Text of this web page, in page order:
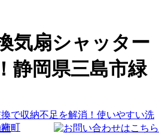
気扇シャッター
静岡県三島市緑
で収納不足を解消！使いやすい洗
町